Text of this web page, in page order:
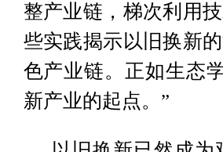
整产业链，梯次利用
些实践揭示以旧换新
色产业链。正如生态
新产业的起点。”